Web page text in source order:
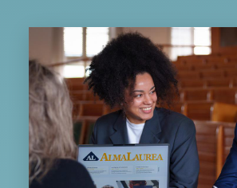
Image